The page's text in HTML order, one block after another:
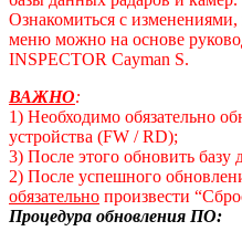
Ознакомиться с
меню можно на основе
INSPECTOR Cayman S.
ВАЖНО:
1) Необходимо обязательно
устройства (FW / RD);
3) После этого обновить базу
2) После успешного
обязательно произвести
Процедура обновления ПО: